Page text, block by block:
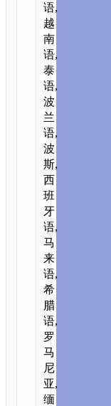
语,
越
南
语,
泰
语,
波
兰
语,
波
斯,
西
班
牙
语,
马
来
语,
希
腊
语,
罗
马
尼
亚,
缅